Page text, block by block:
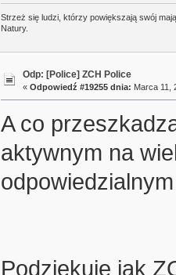
Strzeż się ludzi, którzy powiększają swój
Natury.
Odp: [Police] ZCH Police
« Odpowiedź #19255 dnia: Marca 11,
A co
aktywnym na
Podziękuje jak